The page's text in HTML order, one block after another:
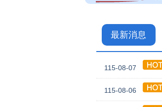
最新消息
115-08-07
115-08-06